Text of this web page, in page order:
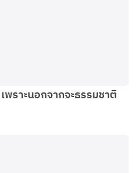
ราะนอกจากจะธรรมชาติ